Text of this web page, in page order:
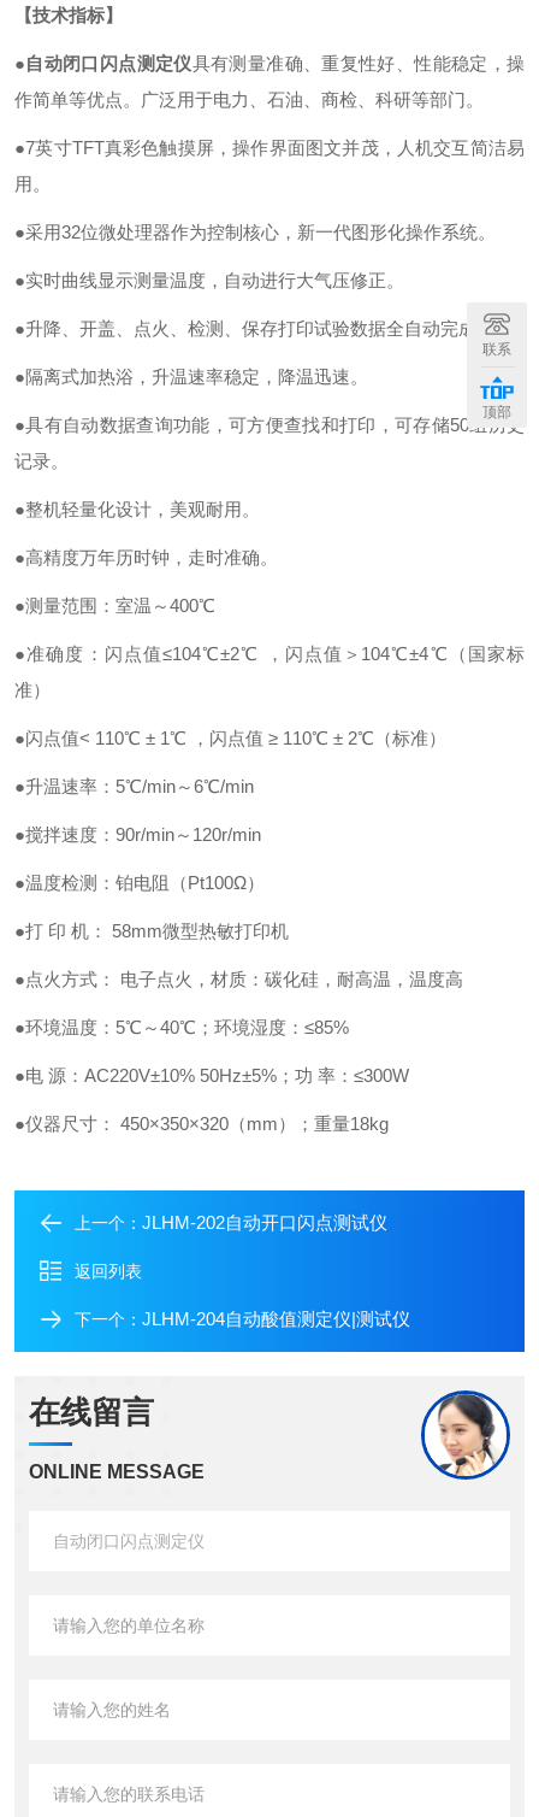
【技术指标】
●自动闭口闪点测定仪具有测量准确、重复性好、性能稳定，操
作简单等优点。广泛用于电力、石油、商检、科研等部门。
●7英寸TFT真彩色触摸屏，操作界面图文并茂，人机交互简洁易
用。
●采用32位微处理器作为控制核心，新一代图形化操作系统。
●实时曲线显示测量温度，自动进行大气压修正。
●升降、开盖、点火、检测、保存打印试验数据全自动完成。
●隔离式加热浴，升温速率稳定，降温迅速。
●具有自动数据查询功能，可方便查找和打印，可存储50组历史
记录。
●整机轻量化设计，美观耐用。
●高精度万年历时钟，走时准确。
●测量范围：室温～400℃
●准确度：闪点值≤104℃±2℃ ，闪点值＞104℃±4℃（国家标
准）
●闪点值< 110℃ ± 1℃ ，闪点值 ≥ 110℃ ± 2℃（标准）
●升温速率：5℃/min～6℃/min
●搅拌速度：90r/min～120r/min
●温度检测：铂电阻（Pt100Ω）
●打 印 机： 58mm微型热敏打印机
●点火方式： 电子点火，材质：碳化硅，耐高温，温度高
●环境温度：5℃～40℃；环境湿度：≤85%
●电 源：AC220V±10% 50Hz±5%；功 率：≤300W
●仪器尺寸： 450×350×320（mm）；重量18kg
上一个： JLHM-202自动开口闪点测试仪
返回列表
下一个： JLHM-204自动酸值测定仪|测试仪
在线留言
ONLINE MESSAGE
联系
顶部